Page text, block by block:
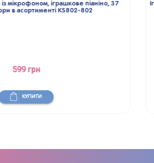
Трюмо 3в1, складається в чемодан, набір
прикраси, дитяче трюмо SW008-303